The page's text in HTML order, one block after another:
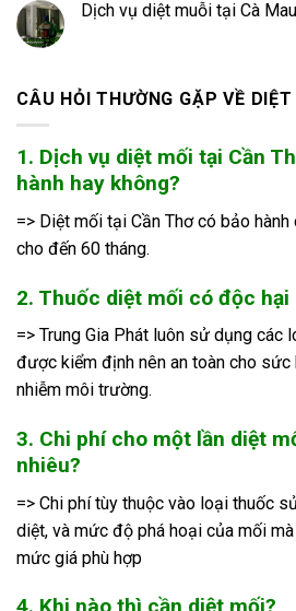
Dịch vụ diệt muỗi tại Cà Mau
CÂU HỎI THƯỜNG GẶP VỀ
1. Dịch vụ diệt mối tại Cần
hành hay không?
=> Diệt mối tại Cần Thơ có bảo
cho đến 60 tháng.
2. Thuốc diệt mối có độc hại
=> Trung Gia Phát luôn sử dụng các
được kiểm định nên an toàn cho sức
nhiễm môi trường.
3. Chi phí cho một lần diệt
nhiêu?
=> Chi phí tùy thuộc vào loại thuốc
diệt, và mức độ phá hoại của mối
mức giá phù hợp